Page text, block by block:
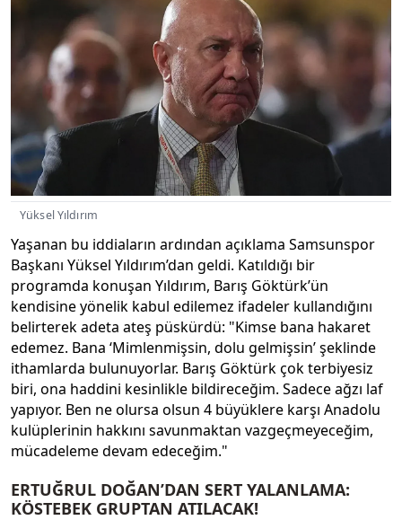
Yüksel Yıldırım
Yaşanan bu iddiaların ardından açıklama Samsunspor
Başkanı Yüksel Yıldırım’dan geldi. Katıldığı bir
programda konuşan Yıldırım, Barış Göktürk’ün
kendisine yönelik kabul edilemez ifadeler kullandığını
belirterek adeta ateş püskürdü: "Kimse bana hakaret
edemez. Bana ‘Mimlenmişsin, dolu gelmişsin’ şeklinde
ithamlarda bulunuyorlar. Barış Göktürk çok terbiyesiz
biri, ona haddini kesinlikle bildireceğim. Sadece ağzı laf
yapıyor. Ben ne olursa olsun 4 büyüklere karşı Anadolu
kulüplerinin hakkını savunmaktan vazgeçmeyeceğim,
mücadeleme devam edeceğim."
ERTUĞRUL DOĞAN’DAN SERT YALANLAMA:
KÖSTEBEK GRUPTAN ATILACAK!